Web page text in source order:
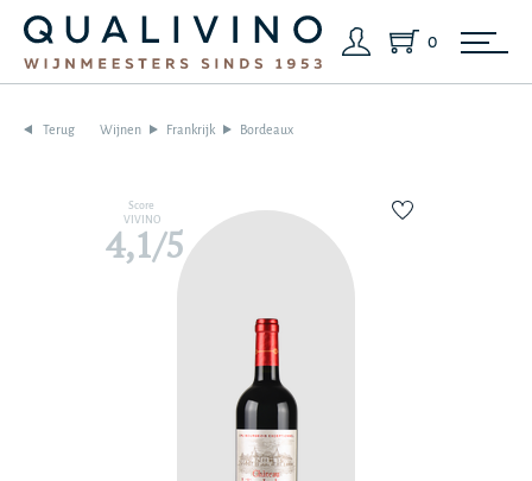
0
Terug Wijnen Frankrijk Bordeaux
Score
VIVINO
4,1/5